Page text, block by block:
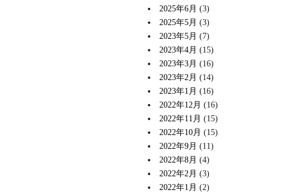
2025年6月 (3)
2025年5月 (3)
2023年5月 (7)
2023年4月 (15)
2023年3月 (16)
2023年2月 (14)
2023年1月 (16)
2022年12月 (16)
2022年11月 (15)
2022年10月 (15)
2022年9月 (11)
2022年8月 (4)
2022年2月 (3)
2022年1月 (2)